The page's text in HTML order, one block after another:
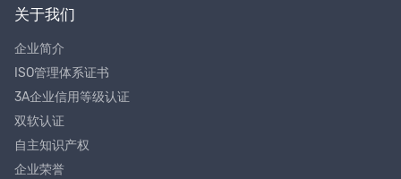
关于我们
企业简介
ISO管理体系证书
3A企业信用等级认证
双软认证
自主知识产权
企业荣誉